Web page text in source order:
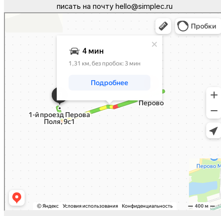
писать на почту hello@simplec.ru